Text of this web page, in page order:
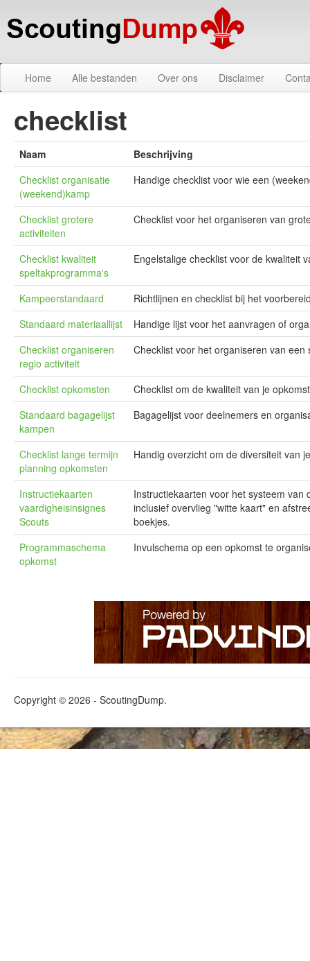
Home Alle bestanden Over ons Disclaimer
checklist
Naam
Beschrijving
Checklist organisatie
(weekend)kamp
Handige checklist voor wie een
Checklist grotere
activiteiten
Checklist voor het organiseren van
Checklist kwaliteit
speltakprogramma's
Engelstalige checklist voor de kwaliteit
Kampeerstandaard
Richtlijnen en checklist bij het
Standaard materiaallijst
Handige lijst voor het aanvragen of
Checklist organiseren
regio activiteit
Checklist voor het organiseren van een
Checklist opkomsten
Checklist om de kwaliteit van je
Standaard bagagelijst
kampen
Bagagelijst voor deelnemers en
Checklist lange termijn
planning opkomsten
Handig overzicht om de diversiteit van
Instructiekaarten
vaardigheisinsignes
Scouts
Instructiekaarten voor het systeem van
inclusief overvlieg "witte kaart" en
boekjes.
Programmaschema
opkomst
Invulschema op een opkomst te
Copyright © 2026 - ScoutingDump.